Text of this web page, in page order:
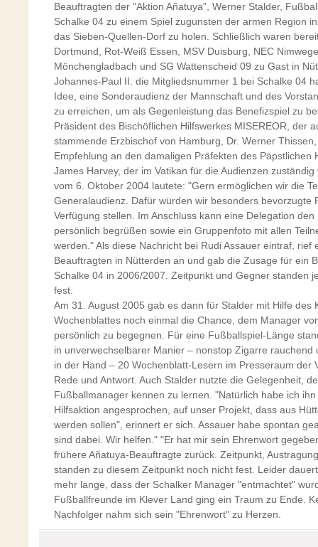
Beauftragten der "Aktion Añatuya", Werner Stalder,
Schalke 04 zu einem Spiel zugunsten der armen Region
das Sieben-Quellen-Dorf zu holen. Schließlich waren
Dortmund, Rot-Weiß Essen, MSV Duisburg, NEC
Mönchengladbach und SG Wattenscheid 09 zu Gast in
Johannes-Paul II. die Mitgliedsnummer 1 bei Schalke 04
Idee, eine Sonderaudienz der Mannschaft und des
zu erreichen, um als Gegenleistung das Benefizspiel zu
Präsident des Bischöflichen Hilfswerkes MISEREOR, der
stammende Erzbischof von Hamburg, Dr. Werner
Empfehlung an den damaligen Präfekten des Päpstlichen
James Harvey, der im Vatikan für die Audienzen zuständig
vom 6. Oktober 2004 lautete: "Gern ermöglichen wir die
Generalaudienz. Dafür würden wir besonders bevorzugte
Verfügung stellen. Im Anschluss kann eine Delegation den
persönlich begrüßen sowie ein Gruppenfoto mit allen
werden." Als diese Nachricht bei Rudi Assauer eintraf, rief
Beauftragten in Nütterden an und gab die Zusage für ein
Schalke 04 in 2006/2007. Zeitpunkt und Gegner standen
fest.
Am 31. August 2005 gab es dann für Stalder mit Hilfe des
Wochenblattes noch einmal die Chance, dem Manager
persönlich zu begegnen. Für eine Fußballspiel-Länge
in unverwechselbarer Manier – nonstop Zigarre rauchend
in der Hand – 20 Wochenblatt-Lesern im Presseraum der
Rede und Antwort. Auch Stalder nutzte die Gelegenheit,
Fußballmanager kennen zu lernen. "Natürlich habe ich
Hilfsaktion angesprochen, auf unser Projekt, dass aus
werden sollen", erinnert er sich. Assauer habe spontan
sind dabei. Wir helfen." "Er hat mir sein Ehrenwort
frühere Añatuya-Beauftragte zurück. Zeitpunkt,
standen zu diesem Zeitpunkt noch nicht fest. Leider
mehr lange, dass der Schalker Manager "entmachtet"
Fußballfreunde im Klever Land ging ein Traum zu Ende.
Nachfolger nahm sich sein "Ehrenwort" zu Herzen.